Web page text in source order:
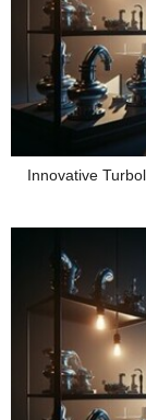
Innovative